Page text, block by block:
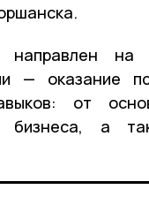
направлен на
— оказание
от
бизнеса, а